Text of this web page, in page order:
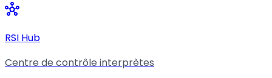
hub
RSI Hub
Centre de contrôle interprètes